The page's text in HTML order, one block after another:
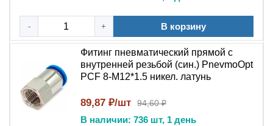
- + В корзину
Фитинг пневматический прямой с
внутренней резьбой (син.) PnevmoOpt
PCF 8-M12*1.5 никел. латунь
89,87 ₽/шт 94,60 ₽
В наличии: 736 шт, 1 день